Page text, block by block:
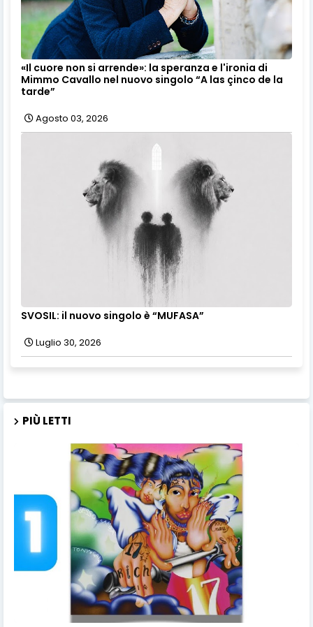
«Il cuore non si arrende»: la speranza e l'ironia di
Mimmo Cavallo nel nuovo singolo “A las çinco de la
tarde”
Agosto 03, 2026
SVOSIL: il nuovo singolo è “MUFASA”
Luglio 30, 2026
PIÙ LETTI